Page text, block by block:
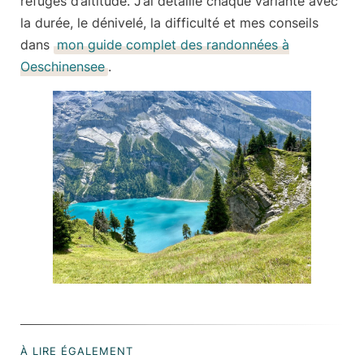
la durée, le dénivelé, la difficulté et mes conseils
dans mon guide complet des randonnées à
Oeschinensee .
À LIRE ÉGALEMENT